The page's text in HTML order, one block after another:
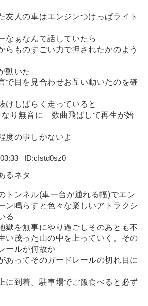
友人の車はエンジンつけっぱライト
なぁなんて話していたら
らものすごい力で押されたかのよう
動いた
で目を見合わせお互い動いたのを確
けしばらく走っていると
なり無音に 数曲飛ばして再生が始
度の事しかないよ
cIstd0sz0
るネタ
トンネル(車一台が通れる幅)でエン
ン鳴らすと色々な楽しいアトラクシ
る
獄を無事にやり過ごしそのあとも不
い茂った山の中を上っていく。その
ールが何故か
あってそのガードレールの切れ目に
に到着。駐車場でご飯食べると必ず